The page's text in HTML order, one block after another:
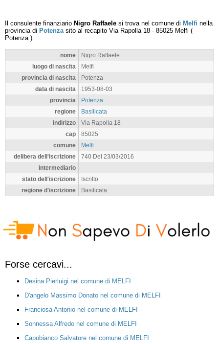
Il consulente finanziario Nigro Raffaele si trova nel comune di Melfi nella
provincia di Potenzasito al recapito Via Rapolla 18 - 85025 Melfi (
Potenza).
nome
Nigro Raffaele
luogo di nascita
Melfi
provincia di nascita
Potenza
data di nascita
1953-08-03
provincia
Potenza
regione
Basilicata
indirizzo
Via Rapolla 18
cap
85025
comune
Melfi
delibera dell'iscrizione
740 Del 23/03/2016
intermediario
stato dell'iscrizione
Iscritto
regione d'iscrizione
Basilicata
Forse cercavi...
Desina Pierluigi nel comune di MELFI
D'angelo Massimo Donato nel comune di MELFI
Franciosa Antonio nel comune di MELFI
Sonnessa Alfredo nel comune di MELFI
Capobianco Salvatore nel comune di MELFI